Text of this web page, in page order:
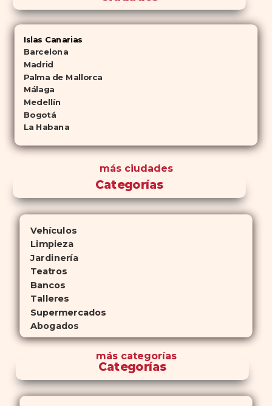
Islas Canarias
Barcelona
Madrid
Palma de Mallorca
Málaga
Medellín
Bogotá
La Habana
más ciudades
Categorías
Vehículos
Limpieza
Jardinería
Teatros
Bancos
Talleres
Supermercados
Abogados
máscategorías
Categorías